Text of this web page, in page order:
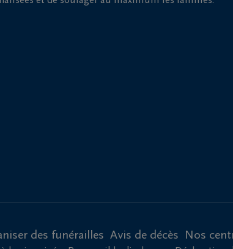
des funérailles Avis de décès Nos